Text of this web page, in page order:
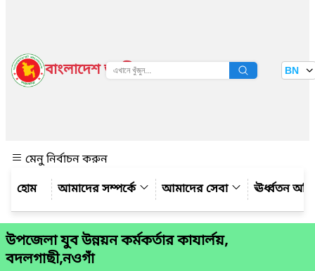
বাংলাদেশ জাতীয় তথ্য বাতায়ন BN
মেনু নির্বাচন করুন
আমাদের সম্পর্কে
আমাদের সেবা ঊর্ধ্বতন
উপজেলা যুব উন্নয়ন কর্মকর্তার কাযার্লয়,
বদলগাছী,নওগাঁ